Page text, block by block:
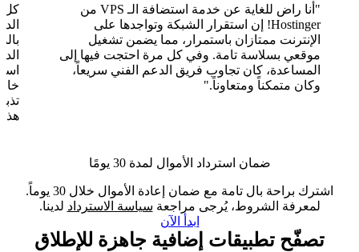
"أنا راض للغاية عن خدمة استضافة الـ VPS من
Hostinger! إن استقرار الشبكة وتواجدها على
الإنترنت ممتازان باستمرار، مما يضمن تشغيل
موقعي بسلاسة تامة. وفي كل مرة احتجت فيها إلى
المساعدة، كان تجاوب فريق الدعم الفني سريعاً،
وكان متمكناً ومتعاوناً."
هذا
ضمان استرداد الأموال لمدة 30 يومًا
اشترك براحة بال تامة مع ضمان إعادة الأموال خلال 30 يوماً.
لمعرفة الشروط، يُرجى مراجعة سياسة الاسترداد لدينا.
ابدأ الآن
تصفّح تطبيقات إضافية جاهزة للإطلاق